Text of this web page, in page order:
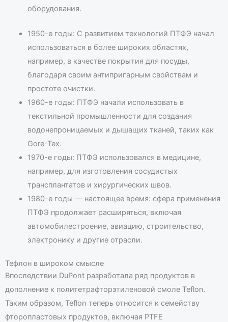
оборудования.
1950-е годы: С развитием технологий ПТФЭ начал
использоваться в более широких областях,
например, в качестве покрытия для посуды,
благодаря своим антипригарным свойствам и
простоте очистки.
1960-е годы: ПТФЭ начали использовать в
текстильной промышленности для создания
водонепроницаемых и дышащих тканей, таких как
Gore-Tex.
1970-е годы: ПТФЭ использовался в медицине,
например, для изготовления сосудистых
трансплантатов и хирургических швов.
1980-е годы — настоящее время: сфера применения
ПТФЭ продолжает расширяться, включая
автомобилестроение, авиацию, строительство,
электронику и другие отрасли.
Тефлон в широком смысле
Впоследствии DuPont разработала ряд продуктов в
дополнение к политетрафторэтиленовой смоле Teflon.
Таким образом, Teflon теперь относится к семейству
фторопластовых продуктов, включая PTFE